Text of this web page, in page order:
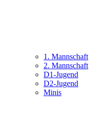
1. Mannschaft
2. Mannschaft
D1-Jugend
D2-Jugend
Minis